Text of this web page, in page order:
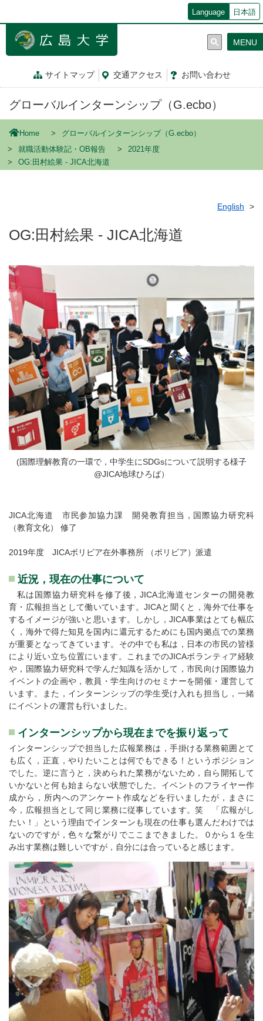
ン
Language 日本語
サイトマップ 交通アクセス お問い合わせ
MENU
グローバルインターンシップ（G.ecbo）
Home
グローバルインターンシップ（G.ecbo）
就職活動体験記・OB報告
2021年度
OG:田村絵果 - JICA北海道
English
OG:田村絵果 - JICA北海道
(国際理解教育の一環で，中学生にSDGsについて説明する様子
@JICA地球ひろば）
JICA北海道 市民参加協力課 開発教育担当，国際協力研究科
（教育文化） 修了
2019年度 JICAボリビア在外事務所 （ボリビア）派遣
近況，現在の仕事について
私は国際協力研究科を修了後，JICA北海道センターの開発教
育・広報担当として働いています。JICAと聞くと，海外で仕事を
するイメージが強いと思います。しかし，JICA事業はとても幅広
く，海外で得た知見を国内に還元するためにも国内拠点での業務
が重要となってきています。その中でも私は，日本の市民の皆様
により近い立ち位置にいます。これまでのJICAボランティア経験
や，国際協力研究科で学んだ知識を活かして，市民向け国際協力
イベントの企画や，教員・学生向けのセミナーを開催・運営して
います。また，インターンシップの学生受け入れも担当し，一緒
にイベントの運営も行いました。
インターンシップから現在までを振り返って
インターンシップで担当した広報業務は，手掛ける業務範囲とて
も広く，正直，やりたいことは何でもできる！というポジション
でした。逆に言うと，決められた業務がないため，自ら開拓して
いかないと何も始まらない状態でした。イベントのフライヤー作
成から，所内へのアンケート作成などを行いましたが，まさに
今，広報担当として同じ業務に従事しています。笑 「広報がし
たい！」という理由でインターンも現在の仕事も選んだわけでは
ないのですが，色々な繋がりでここまできました。０から１を生
み出す業務は難しいですが，自分には合っていると感じます。